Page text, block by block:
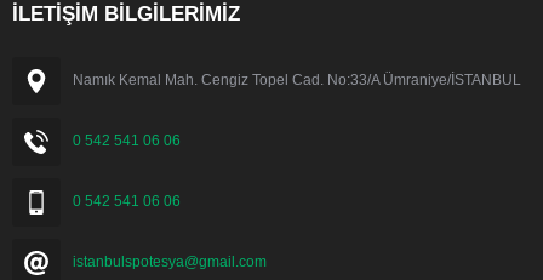
İLETİŞİM BİLGİLERİMİZ
Namık Kemal Mah. Cengiz Topel Cad. No:33/A Ümraniye/İSTANBUL
0 542 541 06 06
0 542 541 06 06
istanbulspotesya@gmail.com